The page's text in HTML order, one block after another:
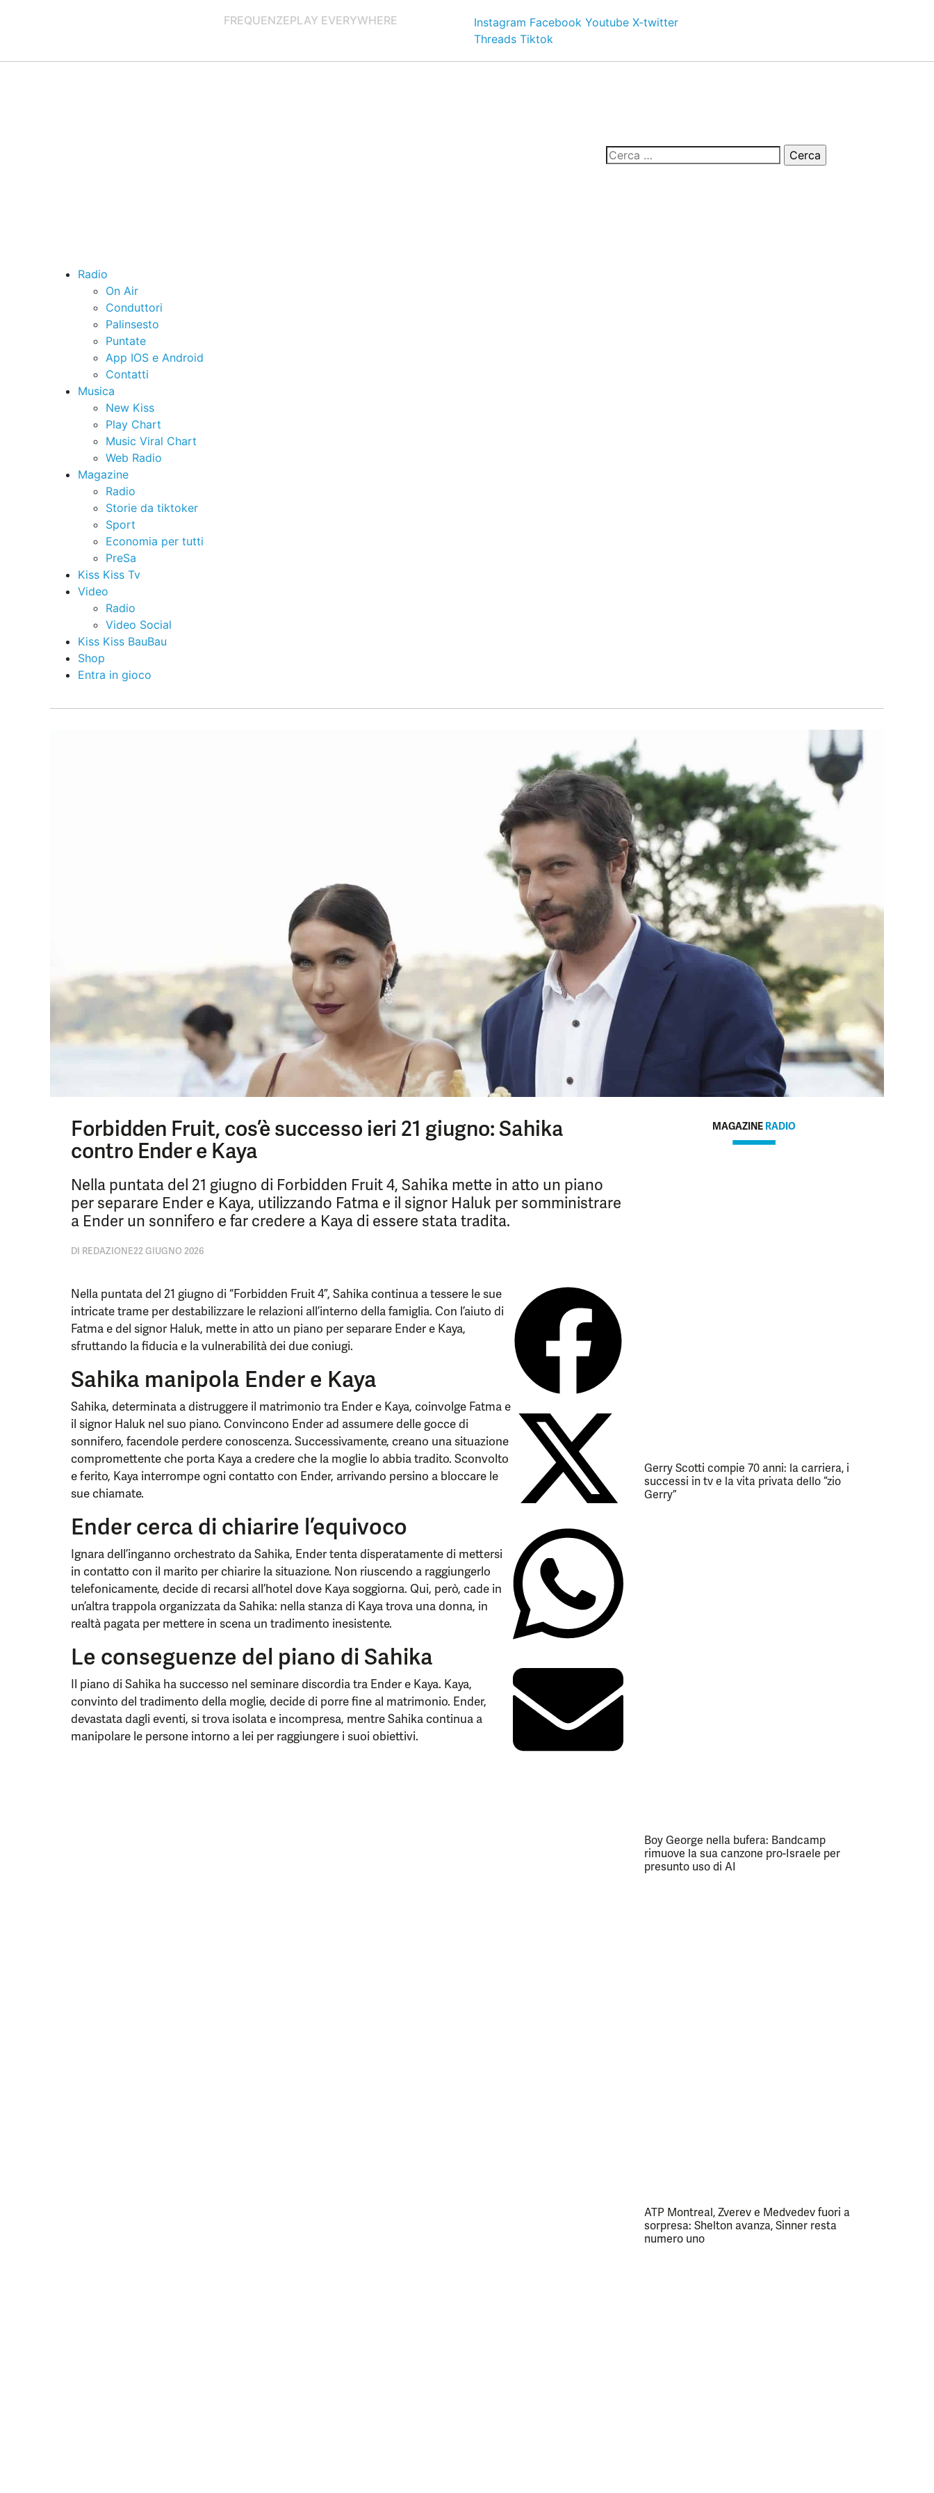
FREQUENZEPLAY EVERYWHERE Instagram Facebook Youtube X-twitter
Threads Tiktok
Radio
On Air
Conduttori
Palinsesto
Puntate
App IOS e Android
Contatti
Musica
New Kiss
Play Chart
Music Viral Chart
Web Radio
Magazine
Radio
Storie da tiktoker
Sport
Economia per tutti
PreSa
Kiss Kiss Tv
Video
Radio
Video Social
Kiss Kiss BauBau
Shop
Entra in gioco
Forbidden Fruit, cos’è successo ieri 21 giugno: Sahika
contro Ender e Kaya
Nella puntata del 21 giugno di Forbidden Fruit 4, Sahika mette in atto un piano
per separare Ender e Kaya, utilizzando Fatma e il signor Haluk per somministrare
a Ender un sonnifero e far credere a Kaya di essere stata tradita.
DI REDAZIONE22 GIUGNO 2026
Nella puntata del 21 giugno di “Forbidden Fruit 4”, Sahika continua a tessere le sue
intricate trame per destabilizzare le relazioni all’interno della famiglia. Con l’aiuto di
Fatma e del signor Haluk, mette in atto un piano per separare Ender e Kaya,
sfruttando la fiducia e la vulnerabilità dei due coniugi.
Sahika manipola Ender e Kaya
Sahika, determinata a distruggere il matrimonio tra Ender e Kaya, coinvolge Fatma e
il signor Haluk nel suo piano. Convincono Ender ad assumere delle gocce di
sonnifero, facendole perdere conoscenza. Successivamente, creano una situazione
compromettente che porta Kaya a credere che la moglie lo abbia tradito. Sconvolto
e ferito, Kaya interrompe ogni contatto con Ender, arrivando persino a bloccare le
sue chiamate.
Ender cerca di chiarire l’equivoco
Ignara dell’inganno orchestrato da Sahika, Ender tenta disperatamente di mettersi
in contatto con il marito per chiarire la situazione. Non riuscendo a raggiungerlo
telefonicamente, decide di recarsi all’hotel dove Kaya soggiorna. Qui, però, cade in
un’altra trappola organizzata da Sahika: nella stanza di Kaya trova una donna, in
realtà pagata per mettere in scena un tradimento inesistente.
Le conseguenze del piano di Sahika
Il piano di Sahika ha successo nel seminare discordia tra Ender e Kaya. Kaya,
convinto del tradimento della moglie, decide di porre fine al matrimonio. Ender,
devastata dagli eventi, si trova isolata e incompresa, mentre Sahika continua a
manipolare le persone intorno a lei per raggiungere i suoi obiettivi.
MAGAZINE RADIO
Gerry Scotti compie 70 anni: la carriera, i
successi in tv e la vita privata dello “zio
Gerry”
Boy George nella bufera: Bandcamp
rimuove la sua canzone pro-Israele per
presunto uso di AI
ATP Montreal, Zverev e Medvedev fuori a
sorpresa: Shelton avanza, Sinner resta
numero uno